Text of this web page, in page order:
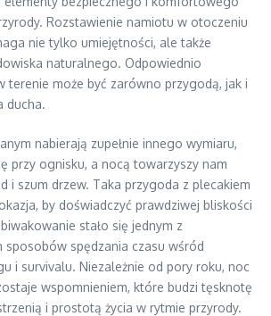
Rozstawienie namiotu w otoczeniu
nie tylko umiejętności, ale także
naturalnego. Odpowiednio
terenie może być zarówno przygodą, jak i
ducha.
nabierają zupełnie innego wymiaru,
przy ognisku, a nocą towarzyszy nam
i szum drzew. Taka przygoda z plecakiem
by doświadczyć prawdziwej bliskości
stało się jednym z
sposobów spędzania czasu wśród
i survivalu. Niezależnie od pory roku, noc
wspomnieniem, które budzi tęsknotę
i prostotą życia w rytmie przyrody.